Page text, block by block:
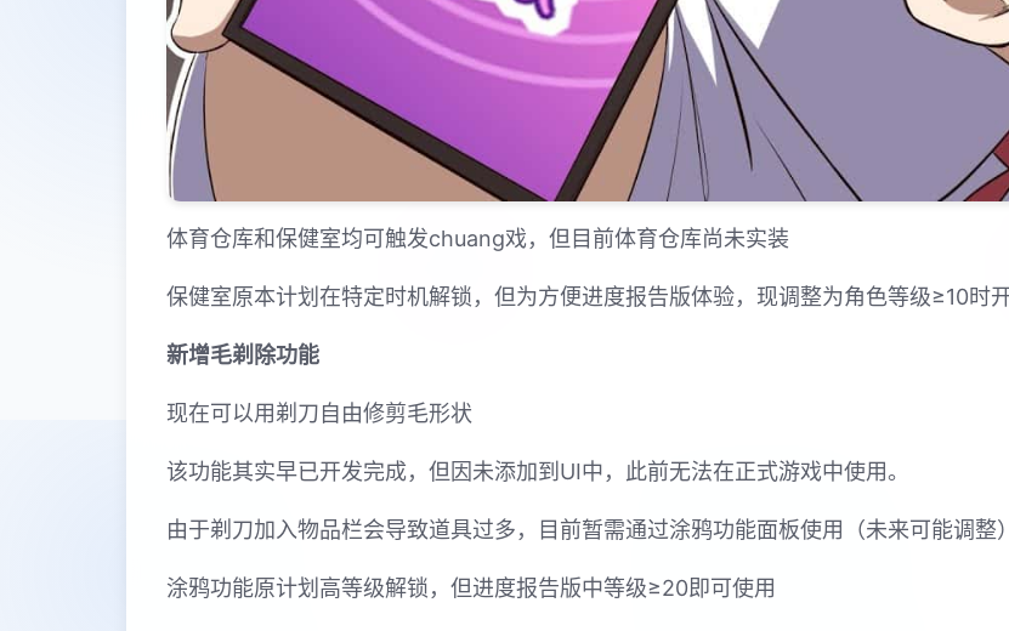
体育仓库和保健室均可触发chuang戏，但目前体育仓库尚未实装
保健室原本计划在特定时机解锁，但为方便进度报告版体验，现调整为角色等级≥10时
新增毛剃除功能
现在可以用剃刀自由修剪毛形状
该功能其实早已开发完成，但因未添加到UI中，此前无法在正式游戏中使用。
由于剃刀加入物品栏会导致道具过多，目前暂需通过涂鸦功能面板使用（未来可能调整）
涂鸦功能原计划高等级解锁，但进度报告版中等级≥20即可使用